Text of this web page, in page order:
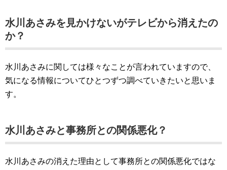
水川あさみを見かけないがテレビから消えたの
か？
水川あさみに関しては様々なことが言われていますので、
気になる情報についてひとつずつ調べていきたいと思いま
す。
水川あさみと事務所との関係悪化？
水川あさみの消えた理由として事務所との関係悪化ではな